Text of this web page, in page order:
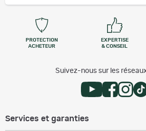
PROTECTION
ACHETEUR
EXPERTISE
& CONSEIL
Suivez-nous sur les
Services et garanties